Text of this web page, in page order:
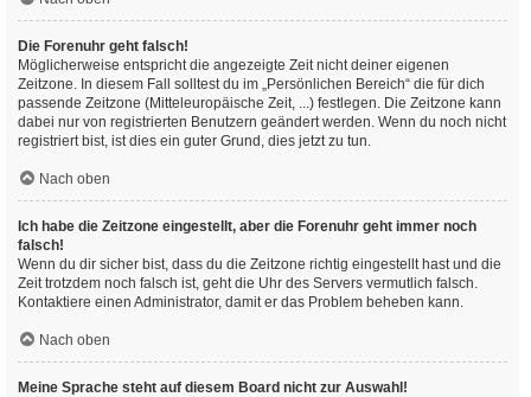
Die Forenuhr geht falsch!
Möglicherweise entspricht die angezeigte Zeit nicht deiner eigenen
Zeitzone. In diesem Fall solltest du im „Persönlichen Bereich“ die für dich
passende Zeitzone (Mitteleuropäische Zeit, ...) festlegen. Die Zeitzone kann
dabei nur von registrierten Benutzern geändert werden. Wenn du noch nicht
registriert bist, ist dies ein guter Grund, dies jetzt zu tun.
Nach oben
Ich habe die Zeitzone eingestellt, aber die Forenuhr geht immer noch
falsch!
Wenn du dir sicher bist, dass du die Zeitzone richtig eingestellt hast und die
Zeit trotzdem noch falsch ist, geht die Uhr des Servers vermutlich falsch.
Kontaktiere einen Administrator, damit er das Problem beheben kann.
Nach oben
Meine Sprache steht auf diesem Board nicht zur Auswahl!